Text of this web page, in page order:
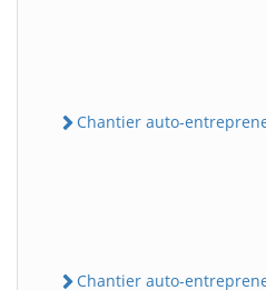
Chantier auto-
Chantier auto-